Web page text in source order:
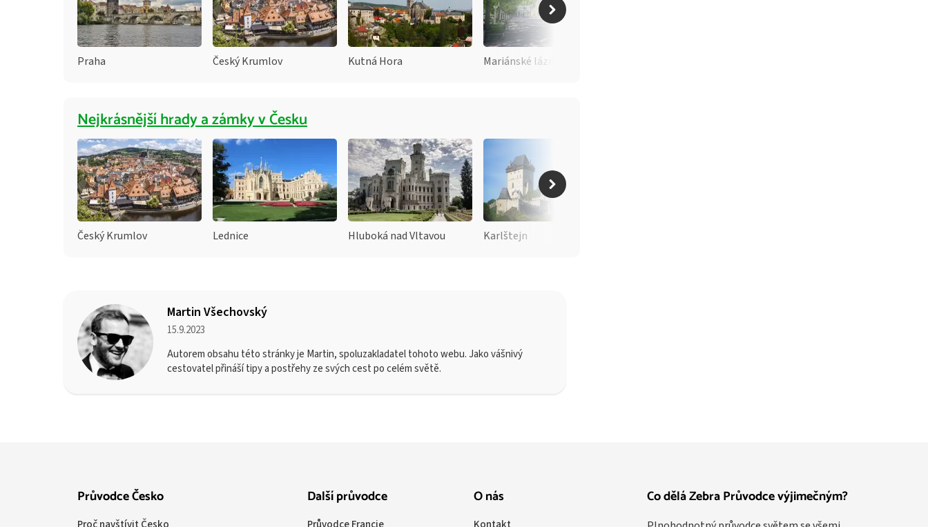
Praha Český Krumlov Kutná Hora Mariánské lázně
Nejkrásnější hrady a zámky v Česku
Český Krumlov Lednice Hluboká nad Vltavou Karlštejn
Martin Všechovský
15.9.2023
Autorem obsahu této stránky je Martin, spoluzakladatel tohoto webu. Jako vášnivý
cestovatel přináší tipy a postřehy ze svých cest po celém světě.
Co dělá Zebra Průvodce výjimečným?
Průvodce Česko Další průvodce O nás